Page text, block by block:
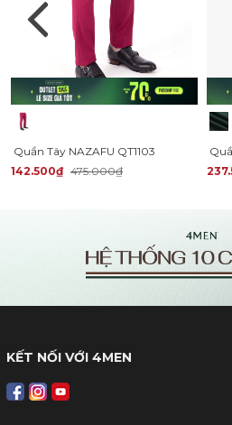
Quần Tây NAZAFU QT1103
142.500₫ 475.000₫
KẾT NỐI VỚI 4MEN